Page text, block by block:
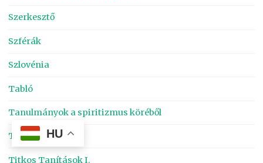
Szerkesztő
Szférák
Szlovénia
Tabló
Tanulmányok a spiritizmus köréből
Tárcaíró
Titkos Tanítások I.
HU